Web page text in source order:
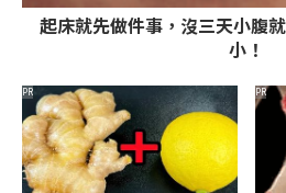
起床就先做件事，沒三天小腹
小！
PR PR